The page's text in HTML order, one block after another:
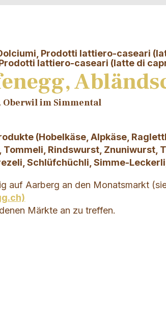
Prodotti lattiero-caseari
lattiero-caseari (latte di
Oberwil im Simmental
(Hobelkäse, Alpkäse,
Tommeli, Rindswurst, Znuniwurst,
Schlüfchüchli, Simme-
auf Aarberg an den Monatsmarkt
Märkte an zu treffen.